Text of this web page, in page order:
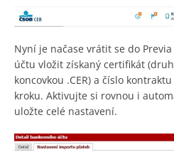
Nyní je načase vrátit se do
účtu vložit získaný certifikát
koncovkou .CER) a číslo
kroku. Aktivujte si rovnou i
uložte celé nastavení.